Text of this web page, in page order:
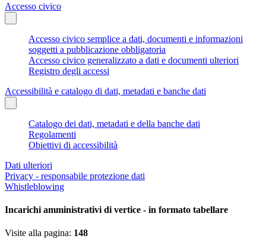
Accesso civico
Accesso civico semplice a dati, documenti e informazioni
soggetti a pubblicazione obbligatoria
Accesso civico generalizzato a dati e documenti ulteriori
Registro degli accessi
Accessibilità e catalogo di dati, metadati e banche dati
Catalogo dei dati, metadati e della banche dati
Regolamenti
Obiettivi di accessibilità
Dati ulteriori
Privacy - responsabile protezione dati
Whistleblowing
Incarichi amministrativi di vertice - in formato tabellare
Visite alla pagina: 148